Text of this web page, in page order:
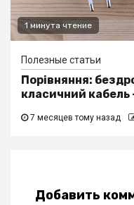
1 минута чтение
Полезные статьи
Порівняння:
класичний
7 месяцев тому назад
Добавить